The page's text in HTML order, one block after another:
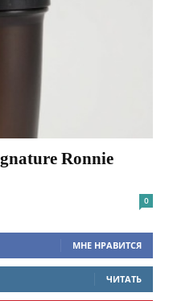
Ronnie
0
МНЕ НРАВИТСЯ
ЧИТАТЬ